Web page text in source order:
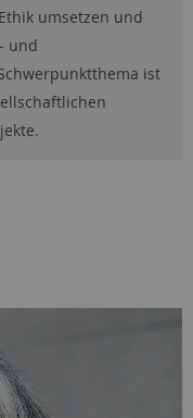
umsetzen und
und
ist